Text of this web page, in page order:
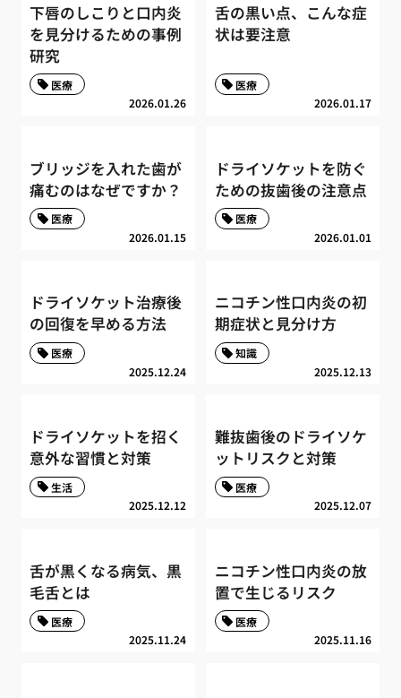
下唇のしこりと口内炎
を見分けるための事例
研究
2026.01.26
医療
舌の黒い点、こんな症
状は要注意
2026.01.17
医療
ブリッジを入れた歯が
痛むのはなぜですか？
2026.01.15
医療
ドライソケットを防ぐ
ための抜歯後の注意点
2026.01.01
医療
ドライソケット治療後
の回復を早める方法
2025.12.24
医療
ニコチン性口内炎の初
期症状と見分け方
2025.12.13
知識
ドライソケットを招く
意外な習慣と対策
2025.12.12
生活
難抜歯後のドライソケ
ットリスクと対策
2025.12.07
医療
舌が黒くなる病気、黒
毛舌とは
2025.11.24
医療
ニコチン性口内炎の放
置で生じるリスク
2025.11.16
医療